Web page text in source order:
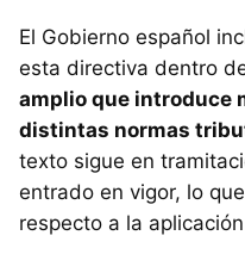
El Gobierno español
esta directiva dentro
amplio que introduce
distintas normas
texto sigue en
entrado en vigor, lo
respecto a la